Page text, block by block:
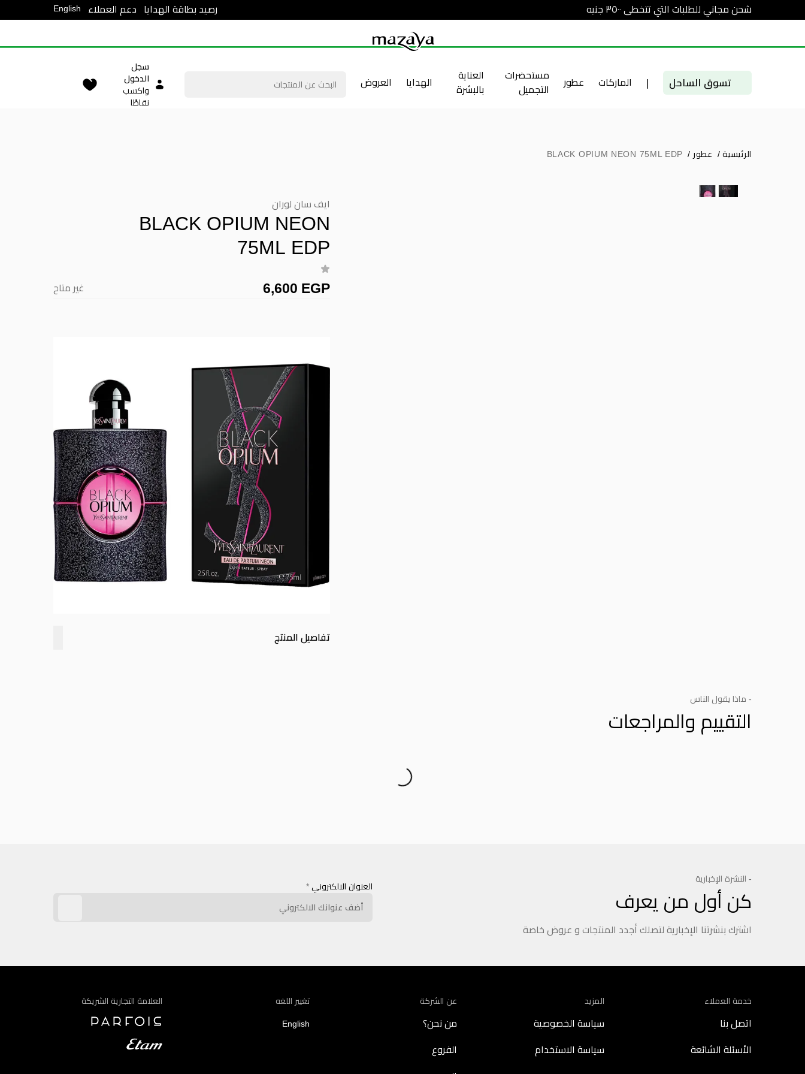
شحن مجاني للطلبات التي تتخطى ٣٥٠٠ جنيه رصيد بطاقة الهدايا دعم العملاء English
تسوق الساحل | الماركات عطور
مستحضرات
التجميل
العناية
بالبشرة
الهدايا العروض
سجل
الدخول
واكسب
نقاطًا
الرئيسية / عطور /
BLACK OPIUM NEON 75ML EDP
ايف سان لوران
BLACK OPIUM NEON
75ML EDP
6,600 EGP غير متاح
تفاصيل المنتج
- ماذا يقول الناس
التقييم والمراجعات
- النشرة الإخبارية
كن أول من يعرف
اشترك بنشرتنا الإخبارية لتصلك أجدد المنتجات و عروض خاصة
العنوان الالكتروني *
خدمة العملاء
اتصل بنا
الأسئلة الشائعة
المزيد
سياسة الخصوصية
سياسة الاستخدام
عن الشركة
من نحن؟
الفروع
تغيير اللغه
English
العلامة التجارية الشريكة